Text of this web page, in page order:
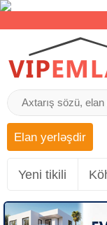
Elan yerləşdir
Yeni tikili